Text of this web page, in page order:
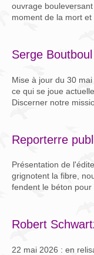
ouvrage
moment de la mort et
Serge
Mise à jour du 30
ce qui se joue
Discerner notre
Reporterre
Présentation de
grignotent la fibre,
fendent le béton
Robert
22 mai 2026 : en